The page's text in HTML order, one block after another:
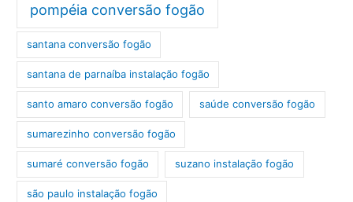
pompéia conversão fogão
santana conversão fogão
santana de parnaíba instalação fogão
santo amaro conversão fogão saúde conversão fogão
sumarezinho conversão fogão
sumaré conversão fogão suzano instalação fogão
são paulo instalação fogão